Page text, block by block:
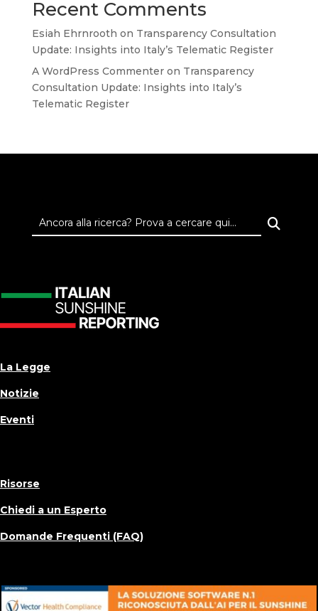
Recent Comments
Esiah Ehrnrooth on Transparency Consultation
Update: Insights into Italy’s Telematic Register
A WordPress Commenteron Transparency
Consultation Update: Insights into Italy’s
Telematic Register
La Legge
Notizie
Eventi
Risorse
Chiedi a un Esperto
Domande Frequenti (FAQ)
Informazioni